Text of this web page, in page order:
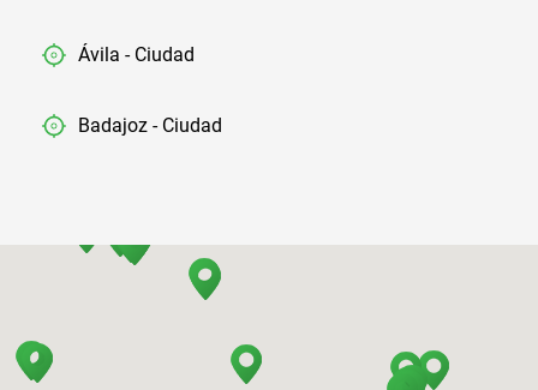
Ávila - Ciudad
Badajoz - Ciudad
Barcelona - El Prat